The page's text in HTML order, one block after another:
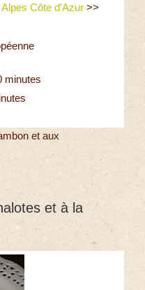
Côte d'Azur >>
minutes
et aux
et à la